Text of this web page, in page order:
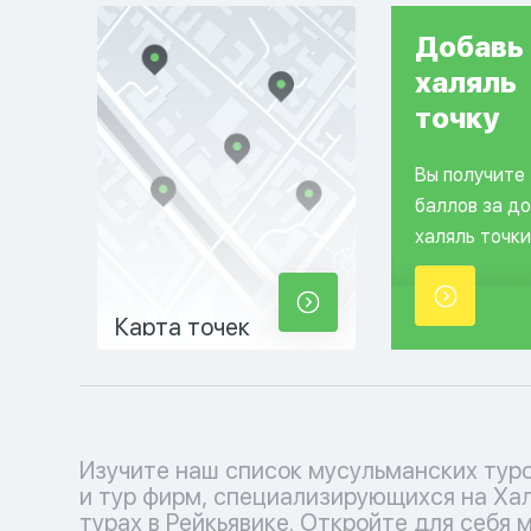
Карта точек
Добавь
халяль
точку
Вы получите
баллов за
халяль
Изучите наш список мусульманских
и тур фирм, специализирующихся на
турах в Рейкьявике. Откройте для себя
соблюдения исламских традиций.
кофмортный отпуск с нашими
каждый момент наполнен